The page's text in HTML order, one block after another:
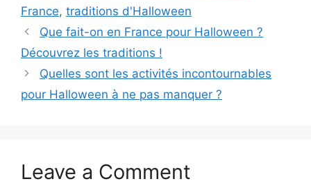
France, traditions d'Halloween
Que fait-on en France pour Halloween ?
Découvrez les traditions !
Quelles sont les activités incontournables
pour Halloween à ne pas manquer ?
Leave a Comment